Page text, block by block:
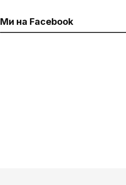
Ми на Facebook